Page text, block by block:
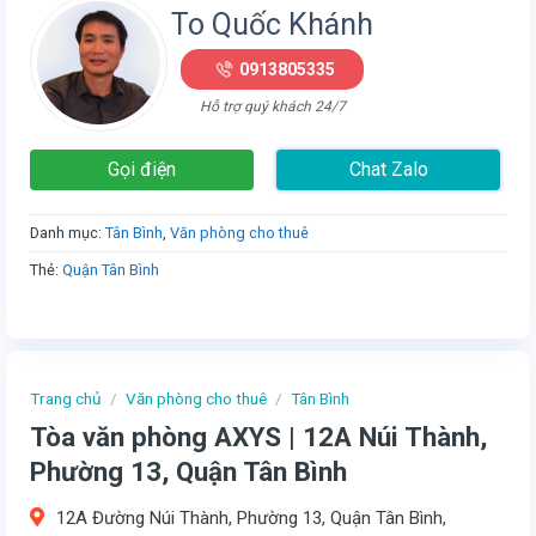
Trang chủ / Văn phòng cho thuê / Tân Bình
Tòa văn phòng AXYS | 12A Núi Thành,
Phường 13, Quận Tân Bình
12A Đường Núi Thành, Phường 13, Quận Tân Bình,
To Quốc Khánh
0913805335
Hỗ trợ quý khách 24/7
Gọi điện Chat Zalo
Danh mục: Tân Bình Văn phòng cho thuê
Thẻ: Quận Tân Bình